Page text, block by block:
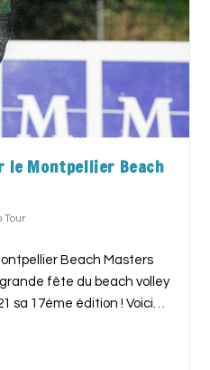
le Montpellier Beach
Tour
Beach Masters
fête du beach volley
sa 17ème édition ! Voici…